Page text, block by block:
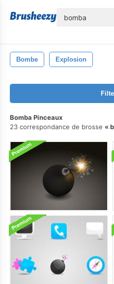
Bombe Explosion
Bomba Pinceaux
23 correspondance de brosse